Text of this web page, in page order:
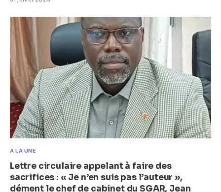
A LA UNE
Lettre circulaire appelant à faire des
sacrifices : « Je n’en suis pas l’auteur »,
dément le chef de cabinet du SGAR, Jean